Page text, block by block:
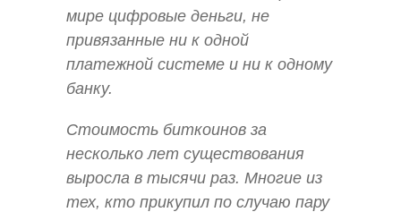
мире цифровые деньги, не
привязанные ни к одной
платежной системе и ни к одному
банку.
Стоимость биткоинов за
несколько лет существования
выросла в тысячи раз. Многие из
тех, кто прикупил по случаю пару